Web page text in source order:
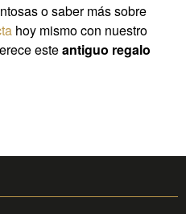
o saber más sobre
hoy mismo con nuestro
esteantiguo regalo